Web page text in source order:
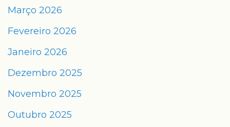
Março 2026
Fevereiro 2026
Janeiro 2026
Dezembro 2025
Novembro 2025
Outubro 2025